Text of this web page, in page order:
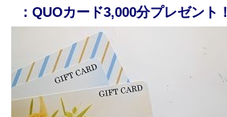
：QUOカード3,000分プレゼント！